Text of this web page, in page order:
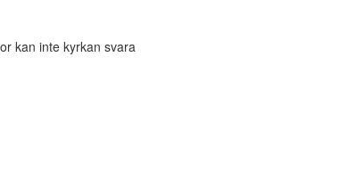
kan inte kyrkan svara